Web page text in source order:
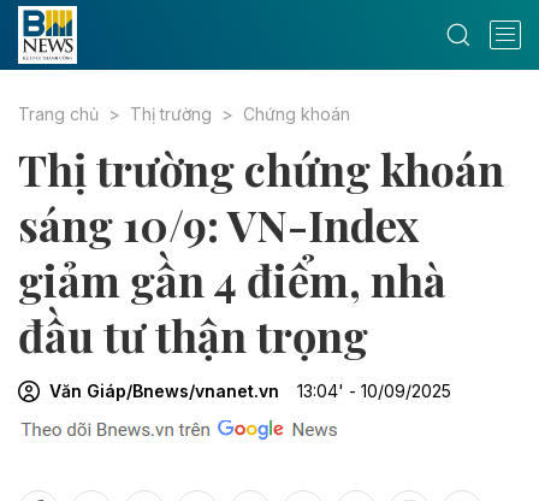
Trang chủ Thị trường Chứng khoán
Thị trường chứng khoán
sáng 10/9: VN-Index
giảm gần 4 điểm, nhà
đầu tư thận trọng
Văn Giáp/Bnews/vnanet.vn 13:04' - 10/09/2025